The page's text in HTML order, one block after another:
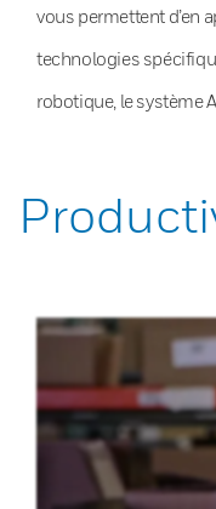
vous permettent d’en
technologies
robotique, le système